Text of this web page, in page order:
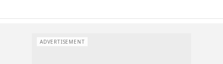
ADVERTISEMENT